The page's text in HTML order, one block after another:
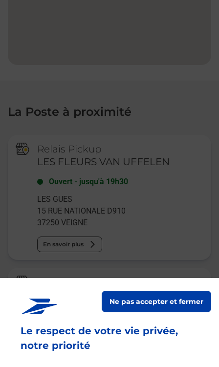
Le respect de votre vie privée,
notre priorité
Ne pas accepter et fermer
La Poste à proximité
Relais Pickup
LES FLEURS VAN UFFELEN
Ouvert - jusqu'à 19h30
LES GUES
15 RUE NATIONALE D910
37250 VEIGNE
En savoir plus
La Poste Relais
MONTBAZON L EPICE RIT
jusqu'à 15h30
2 PLACE DES ANCIENS COMBATTANTS
37250 MONTBAZON